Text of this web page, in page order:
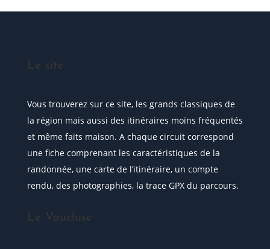
Le site
Vous trouverez sur ce site, les grands classiques de
la région mais aussi des itinéraires moins fréquentés
et même faits maison. A chaque circuit correspond
une fiche comprenant les caractéristiques de la
randonnée, une carte de l’itinéraire, un compte
rendu, des photographies, la trace GPX du parcours.
Le Vaucluse